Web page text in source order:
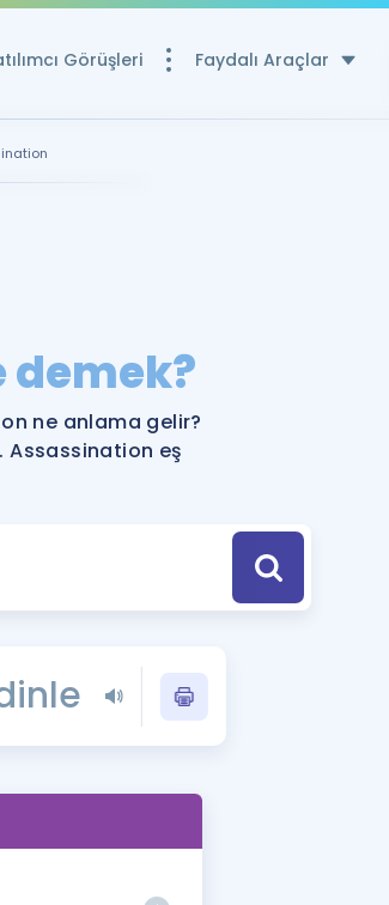
Görüşleri Faydalı Araçlar
Ücretsiz Kaynaklar
YDS ve YÖKDİL için Ücretsiz Kaynaklar
YDS ve YÖKDİL Puan Hesaplama Aracı
YDS ve YÖKDİL'e Hazırlananlar için Öneriler
Eğitim ve Kitaplara Özel Fırsatlar
YDS - YÖKDİL Tüm Sınavlarla İlgili Haberler
İngilizce Gramer
İngilizce Gramer ve Konu Anlatımı
Remzi Hoca ile seni sınava
demek?
ne anlama gelir?
Assassination eş